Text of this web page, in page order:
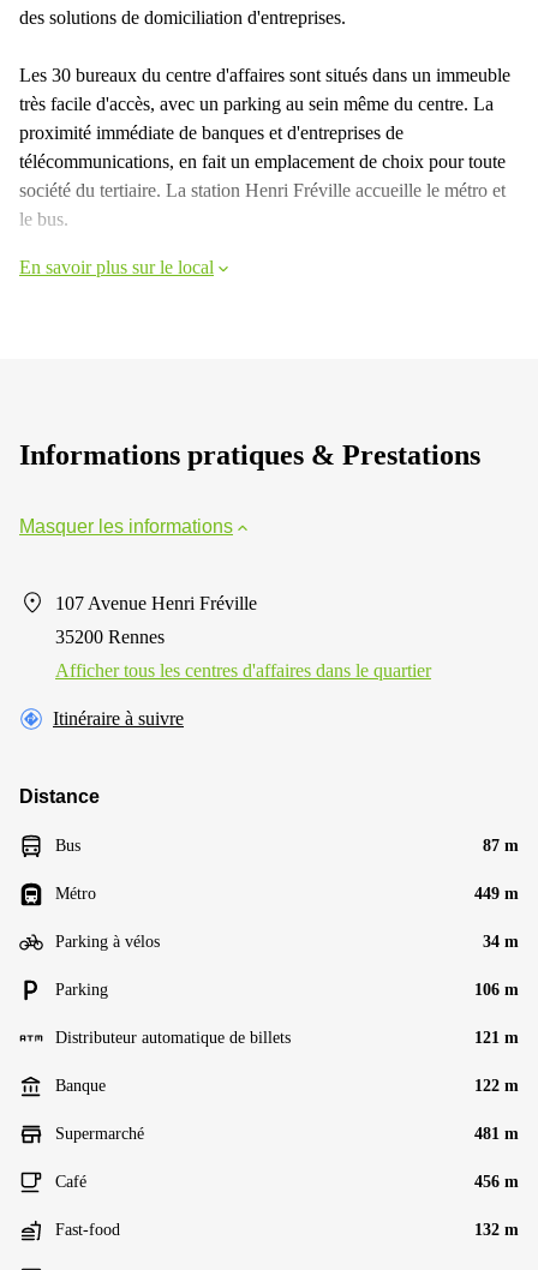
des solutions de domiciliation d'entreprises.
Les 30 bureaux du centre d'affaires sont situés dans un immeuble
très facile d'accès, avec un parking au sein même du centre. La
proximité immédiate de banques et d'entreprises de
télécommunications, en fait un emplacement de choix pour toute
société du tertiaire. La station Henri Fréville accueille le métro et
le bus.
En savoir plus sur le local
Informations pratiques & Prestations
Masquer les informations
107 Avenue Henri Fréville
35200 Rennes
Afficher tous les centres d'affaires dans le quartier
Itinéraire à suivre
Distance
Bus 87 m
Métro 449 m
Parking à vélos 34 m
Parking 106 m
Distributeur automatique de billets 121 m
Banque 122 m
Supermarché 481 m
Café 456 m
Fast-food 132 m